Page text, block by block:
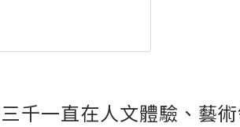
千一直在人文體驗、藝